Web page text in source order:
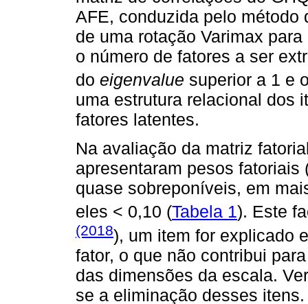
AFE, conduzida pelo
de uma rotação Varimax
o número de fatores a ser
do eigenvalue superior a 1 e
uma estrutura relacional dos
fatores latentes.
Na avaliação da matriz
apresentaram pesos
quase sobreponíveis, em
eles < 0,10 (Tabela 1). Este
(2018), um item for explicado
fator, o que não contribui
das dimensões da escala.
se a eliminação desses